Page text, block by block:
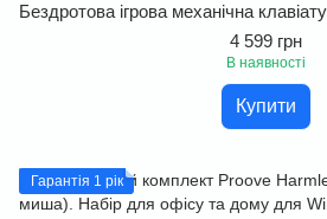
4 599 грн
В наявності
Купити
Гарантія 1 рік